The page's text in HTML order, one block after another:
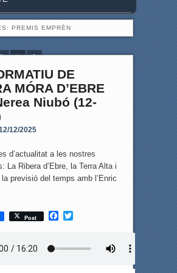
PREMIS EMPRÈN
1 2
DE
MÓRA D’EBRE
Niubó (12-
12/2025
d’actualitat a les nostres
La Ribera d’Ebre, la Terra Alta i
previsió del temps amb l’Enric
Post
F
T